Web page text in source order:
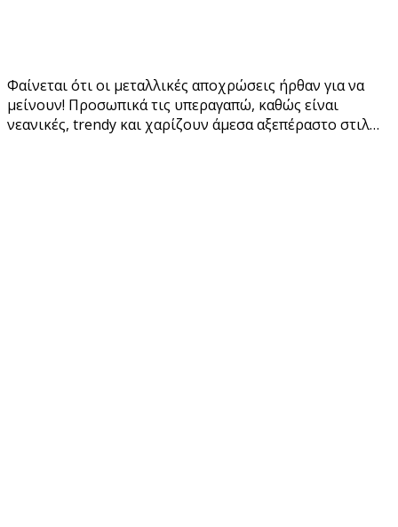
Φαίνεται ότι οι μεταλλικές αποχρώσεις ήρθαν για να
μείνουν! Προσωπικά τις υπεραγαπώ, καθώς είναι
νεανικές, trendy και χαρίζουν άμεσα αξεπέραστο στιλ…